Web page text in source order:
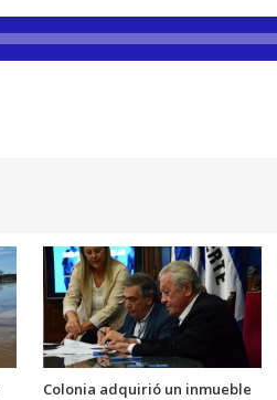
Colonia adquirió un inmueble